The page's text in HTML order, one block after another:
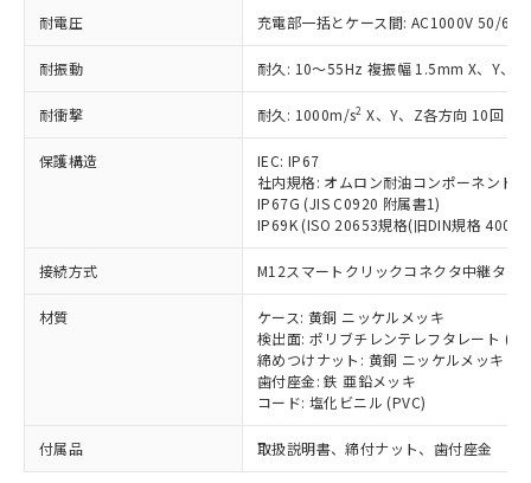
耐電圧 充電部一括とケース間: AC1000V 50/
耐振動 耐久: 10～55Hz 複振幅 1.5mm X、Y、Z
耐衝撃 耐久: 1000m/s2 X、Y、Z各方向 10回
保護構造
IEC: IP67
社内規格: オムロン耐油コンポーネント
IP67G (JIS C0920 附属書1)
IP69K (ISO 20653規格(旧DIN規格
接続方式 M12スマートクリックコネクタ中継タイ
材質
ケース: 黄銅 ニッケルメッキ
検出面: ポリブチレンテレフタレート
締めつけナット: 黄銅 ニッケルメッキ
歯付座金: 鉄 亜鉛メッキ
コード: 塩化ビニル (PVC)
付属品 取扱説明書、締付ナット、歯付座金
記載している更新日時点での社内デー
タに基づき作成されるものであり、閲
覧された時点での実際の在庫および標
準価格とは異なる場合があることをご
了承ください。
様のお取引先、またはお客様担当のオ
ムロン制御機器販売店・当社販売員に
ご相談ください。
オムロン制御機器販売店や当社販売拠
販売ネットワーク
」をご確認
在庫状況および標準価格結果を当社の
事前の承諾なく第三者に漏洩または開
示しないようお願いします。
マイパーツ機能（部品リスト作成サー
ビス）をご利用いただくには、I-Web
メンバーズにご登録されている必要が
あります。
*EU RoHS指令（10物質）：
ミウム(Cd) 100ppm以下、
六価クロム(Cr(Ⅵ)) 1000ppm以下、ポリ臭化ビフェニル
類(PBB) 1000ppm以下、ポリ臭化ジフェニルエーテル類
(PBDE) 1000ppm以下、フタル酸ビス(2-エチルヘキシ
ル) (DEHP)(別名：DOP) 1000ppm以下、フタル酸ブチ
ルベンジル（BBP） 1000ppm以下、フタル酸ジブチル
（DBP） 1000ppm以下、フタル酸ジイソブチル
但し、RoHS指令で産業用監視および制御機器に対する
フタル酸エステル類の４物質については閾値を超える意
図的な使用がないことを確認しています。
部品在庫の切り替え状況などにより、予定
月が前後することがあります。
Pb(鉛) :1000ppm、 Hg(水銀) : 1000ppm、 Cd(カドミウ
Cr(Ⅵ)(六価クロム) : 1000ppm、 PBBs(ポリ臭化ビフェ
ニル類) : 1000ppm、 PBDEs(ポリ臭化ジフェニルエーテ
DBP(フタル酸ジブチル) : 1000ppm、 DIBP(フタル酸ジ
イソブチル) : 1000ppm、 BBP(フタル酸ブチルベンジ
DEHP(フタル酸ビス(2-エチルヘキシル)) : 1000ppm
※2 環境保護使用期限
「ｅ」：有害物質（10物質）のすべてが基
準値以下であることを示します。
「10」：通常の使用状況下において有害物
質が外部に漏えいし、環境に深刻な影響を
「－」：未確認です。当社販売部門へお問
（以下｢規制貨物等」という）を輸出
または国外への提供する場合は、日本
国政府の輸出許可(または役務取引許
可)を取得するなどの必要な手続きを
当社は規制貨物を破棄する場合は、完
全に破砕するなど、違法に輸出されな
いよう必要な手段を講じます。
当社は貴社製品を、核兵器、ミサイ
ル、化学兵器、生物兵器またはその他
武器並びにこれらの製造装置等に一切
使用いたしません。
当社は、貴社製品を第三者に販売する
場合は、上記1、2および3の内容を当
該第三者に通知します。また当社は、
販売先および販売に係わる関係者が違
法に輸出するおそれがある場合は、取
り引きをいたしません。
一定数以上の在庫あり
一定数には満たないが在庫あり
在庫なし(最新の在庫状況につ
いては、お客様のお取引先、ま
たはお客様担当のオムロン制御
機器販売店・当社販売員にご確
認ください)
受注生産機種、また在庫状況の
情報を公開していない機種